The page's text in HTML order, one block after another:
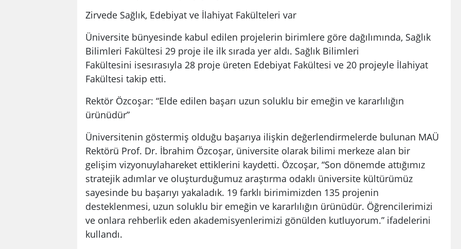
Zirvede Sağlık, Edebiyat ve İlahiyat Fakülteleri var
Üniversite bünyesinde kabul edilen projelerin birimlere göre dağılımında, Sağlık
Bilimleri Fakültesi 29 proje ile ilk sırada yer aldı. Sağlık Bilimleri
Fakültesini isesırasıyla 28 proje üreten Edebiyat Fakültesi ve 20 projeyle İlahiyat
Fakültesi takip etti.
Rektör Özcoşar: “Elde edilen başarı uzun soluklu bir emeğin ve kararlılığın
ürünüdür”
Üniversitenin göstermiş olduğu başarıya ilişkin değerlendirmelerde bulunan MAÜ
Rektörü Prof. Dr. İbrahim Özcoşar, üniversite olarak bilimi merkeze alan bir
gelişim vizyonuylahareket ettiklerini kaydetti. Özcoşar, “Son dönemde attığımız
stratejik adımlar ve oluşturduğumuz araştırma odaklı üniversite kültürümüz
sayesinde bu başarıyı yakaladık. 19 farklı birimimizden 135 projenin
desteklenmesi, uzun soluklu bir emeğin ve kararlılığın ürünüdür. Öğrencilerimizi
ve onlara rehberlik eden akademisyenlerimizi gönülden kutluyorum.” ifadelerini
kullandı.